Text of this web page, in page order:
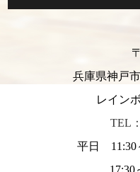
兵庫県神戸
レイン
TEL
平日 11:30
17:30～